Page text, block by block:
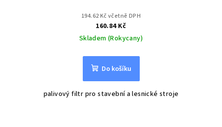
194.62 Kč včetně DPH
160.84 Kč
Skladem (Rokycany)
Do košíku
palivový filtr pro stavební a lesnické stroje